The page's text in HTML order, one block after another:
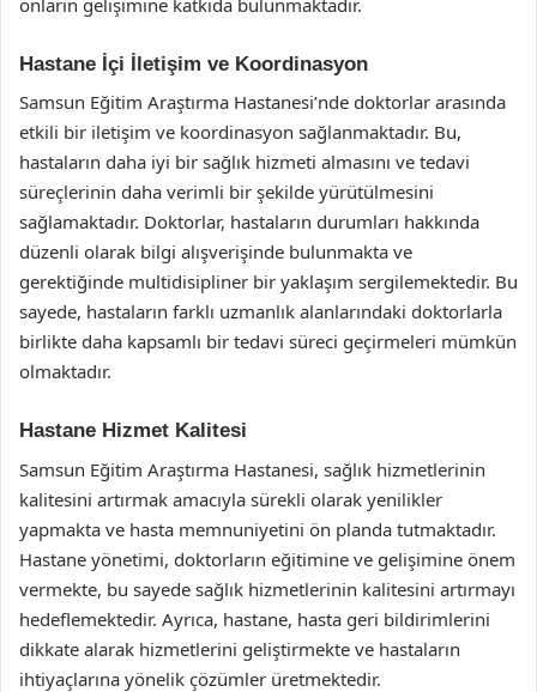
Hastane İçi İletişim ve Koordinasyon
Samsun Eğitim Araştırma Hastanesi’nde doktorlar arasında
etkili bir iletişim ve koordinasyon sağlanmaktadır. Bu,
hastaların daha iyi bir sağlık hizmeti almasını ve tedavi
süreçlerinin daha verimli bir şekilde yürütülmesini
sağlamaktadır. Doktorlar, hastaların durumları hakkında
düzenli olarak bilgi alışverişinde bulunmakta ve
gerektiğinde multidisipliner bir yaklaşım sergilemektedir. Bu
sayede, hastaların farklı uzmanlık alanlarındaki doktorlarla
birlikte daha kapsamlı bir tedavi süreci geçirmeleri mümkün
olmaktadır.
Hastane Hizmet Kalitesi
Samsun Eğitim Araştırma Hastanesi, sağlık hizmetlerinin
kalitesini artırmak amacıyla sürekli olarak yenilikler
yapmakta ve hasta memnuniyetini ön planda tutmaktadır.
Hastane yönetimi, doktorların eğitimine ve gelişimine önem
vermekte, bu sayede sağlık hizmetlerinin kalitesini artırmayı
hedeflemektedir. Ayrıca, hastane, hasta geri bildirimlerini
dikkate alarak hizmetlerini geliştirmekte ve hastaların
ihtiyaçlarına yönelik çözümler üretmektedir.